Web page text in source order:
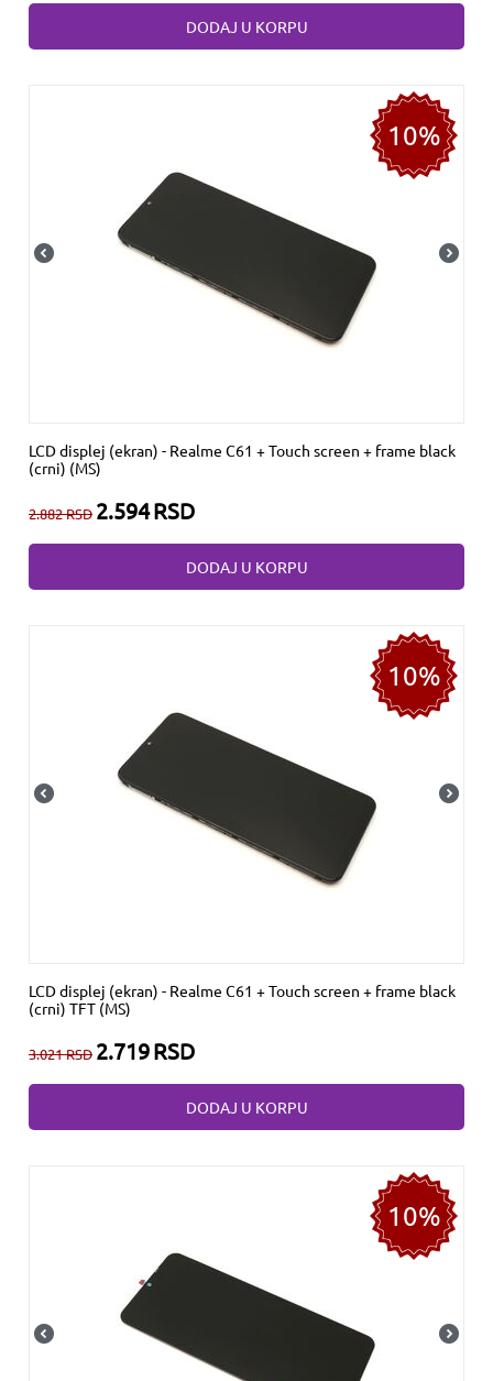
DODAJ U KORPU
10%
LCD displej (ekran) - Realme C61 + Touch screen + frame black
(crni) (MS)
2.882RSD 2.594RSD
DODAJ U KORPU
10%
LCD displej (ekran) - Realme C61 + Touch screen + frame black
(crni) TFT (MS)
3.021RSD 2.719RSD
DODAJ U KORPU
10%